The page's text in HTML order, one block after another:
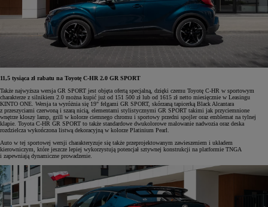
11,5 tysiąca zł rabatu na Toyotę C-HR 2.0 GR SPORT
Także najwyższa wersja GR SPORT jest objęta ofertą specjalną, dzięki czemu Toyotę C-HR w sportowym
charakterze z silnikiem 2.0 można kupić już od 151 500 zł lub od 1615 zł netto miesięcznie w Leasingu
KINTO ONE. Wersja ta wyróżnia się 19" felgami GR SPORT, skórzaną tapicerką Black Alcantara
z przeszyciami czerwoną i szarą nicią, elementami stylistycznymi GR SPORT takimi jak przyciemnione
wnętrze kloszy lamp, grill w kolorze ciemnego chromu i sportowy przedni spojler oraz emblemat na tylnej
klapie. Toyota C-HR GR SPORT to także standardowe dwukolorowe malowanie nadwozia oraz deska
rozdzielcza wykończona listwą dekoracyjną w kolorze Platinium Pearl.
Auto w tej sportowej wersji charakteryzuje się także przeprojektowanym zawieszeniem i układem
kierowniczym, które jeszcze lepiej wykorzystują potencjał sztywnej konstrukcji na platformie TNGA
i zapewniają dynamiczne prowadzenie.